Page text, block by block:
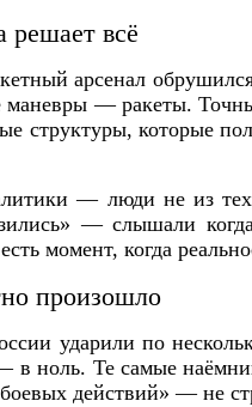
решает всё
арсенал
маневры — ракеты.
структуры, которые
— люди не из
— слышали
момент, когда
произошло
ударили по
в ноль. Те самые
действий» — не